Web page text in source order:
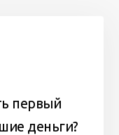
первый
деньги?